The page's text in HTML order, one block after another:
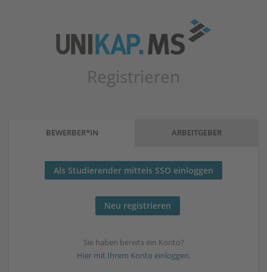
Registrieren
BEWERBER*IN ARBEITGEBER
Als Studierender mittels SSO einloggen
Sie haben bereits ein Konto?
Hier mit Ihrem Konto einloggen.